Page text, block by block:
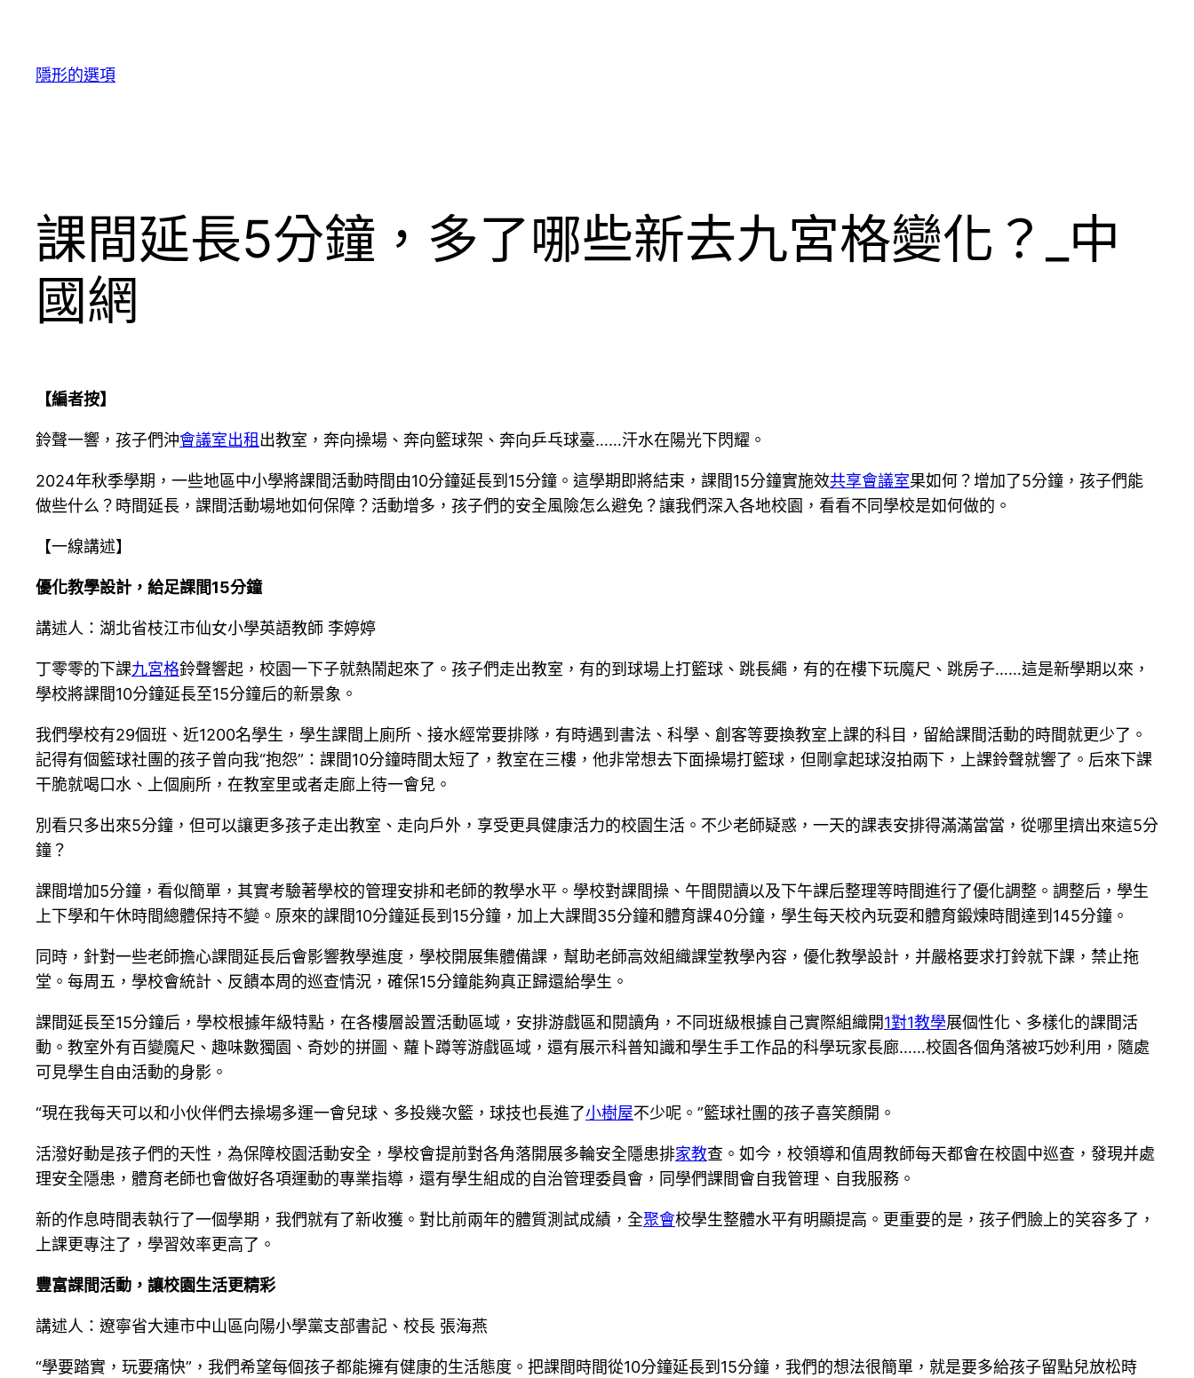
隱形的選項
課間延長5分鐘，多了哪些新去九宮格變化？_中
國網
【編者按】
鈴聲一響，孩子們沖會議室出租出教室，奔向操場、奔向籃球架、奔向乒乓球臺……汗水在陽光下閃耀。
2024年秋季學期，一些地區中小學將課間活動時間由10分鐘延長到15分鐘。這學期即將結束，課間15分鐘實施效共享會議室果如何？增加了5分鐘，孩子們能
做些什么？時間延長，課間活動場地如何保障？活動增多，孩子們的安全風險怎么避免？讓我們深入各地校園，看看不同學校是如何做的。
【一線講述】
優化教學設計，給足課間15分鐘
講述人：湖北省枝江市仙女小學英語教師 李婷婷
丁零零的下課九宮格鈴聲響起，校園一下子就熱鬧起來了。孩子們走出教室，有的到球場上打籃球、跳長繩，有的在樓下玩魔尺、跳房子……這是新學期以來，
學校將課間10分鐘延長至15分鐘后的新景象。
我們學校有29個班、近1200名學生，學生課間上廁所、接水經常要排隊，有時遇到書法、科學、創客等要換教室上課的科目，留給課間活動的時間就更少了。
記得有個籃球社團的孩子曾向我“抱怨”：課間10分鐘時間太短了，教室在三樓，他非常想去下面操場打籃球，但剛拿起球沒拍兩下，上課鈴聲就響了。后來下課
干脆就喝口水、上個廁所，在教室里或者走廊上待一會兒。
別看只多出來5分鐘，但可以讓更多孩子走出教室、走向戶外，享受更具健康活力的校園生活。不少老師疑惑，一天的課表安排得滿滿當當，從哪里擠出來這5分
鐘？
課間增加5分鐘，看似簡單，其實考驗著學校的管理安排和老師的教學水平。學校對課間操、午間閱讀以及下午課后整理等時間進行了優化調整。調整后，學生
上下學和午休時間總體保持不變。原來的課間10分鐘延長到15分鐘，加上大課間35分鐘和體育課40分鐘，學生每天校內玩耍和體育鍛煉時間達到145分鐘。
同時，針對一些老師擔心課間延長后會影響教學進度，學校開展集體備課，幫助老師高效組織課堂教學內容，優化教學設計，并嚴格要求打鈴就下課，禁止拖
堂。每周五，學校會統計、反饋本周的巡查情況，確保15分鐘能夠真正歸還給學生。
課間延長至15分鐘后，學校根據年級特點，在各樓層設置活動區域，安排游戲區和閱讀角，不同班級根據自己實際組織開1對1教學展個性化、多樣化的課間活
動。教室外有百變魔尺、趣味數獨園、奇妙的拼圖、蘿卜蹲等游戲區域，還有展示科普知識和學生手工作品的科學玩家長廊……校園各個角落被巧妙利用，隨處
可見學生自由活動的身影。
“現在我每天可以和小伙伴們去操場多運一會兒球、多投幾次籃，球技也長進了小樹屋不少呢。”籃球社團的孩子喜笑顏開。
活潑好動是孩子們的天性，為保障校園活動安全，學校會提前對各角落開展多輪安全隱患排家教查。如今，校領導和值周教師每天都會在校園中巡查，發現并處
理安全隱患，體育老師也會做好各項運動的專業指導，還有學生組成的自治管理委員會，同學們課間會自我管理、自我服務。
新的作息時間表執行了一個學期，我們就有了新收獲。對比前兩年的體質測試成績，全聚會校學生整體水平有明顯提高。更重要的是，孩子們臉上的笑容多了，
上課更專注了，學習效率更高了。
豐富課間活動，讓校園生活更精彩
講述人：遼寧省大連市中山區向陽小學黨支部書記、校長 張海燕
“學要踏實，玩要痛快”，我們希望每個孩子都能擁有健康的生活態度。把課間時間從10分鐘延長到15分鐘，我們的想法很簡單，就是要多給孩子留點兒放松時